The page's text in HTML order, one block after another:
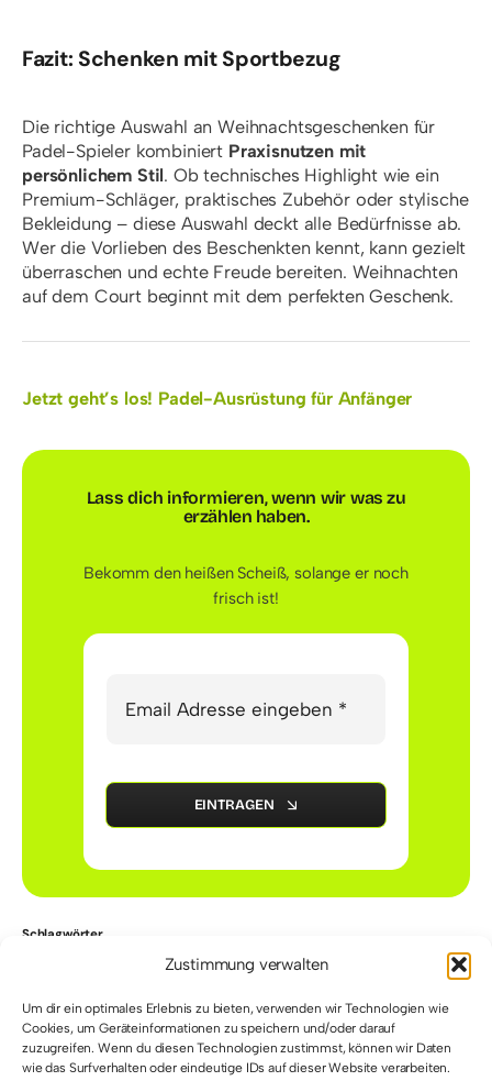
Zustimmung verwalten
Um dir ein optimales Erlebnis zu bieten, verwenden wir Technologien wie
Cookies, um Geräteinformationen zu speichern und/oder darauf
zuzugreifen. Wenn du diesen Technologien zustimmst, können wir Daten
wie das Surfverhalten oder eindeutige IDs auf dieser Website verarbeiten.
Fazit: Schenken mit Sportbezug
Die richtige Auswahl an Weihnachtsgeschenken für
Padel-Spieler kombiniert Praxisnutzen mit
persönlichem Stil. Ob technisches Highlight wie ein
Premium-Schläger, praktisches Zubehör oder stylische
Bekleidung – diese Auswahl deckt alle Bedürfnisse ab.
Wer die Vorlieben des Beschenkten kennt, kann gezielt
überraschen und echte Freude bereiten. Weihnachten
auf dem Court beginnt mit dem perfekten Geschenk.
Jetzt geht’s los! Padel-Ausrüstung für Anfänger
Lass dich informieren, wenn wir was zu
erzählen haben.
Bekomm den heißen Scheiß, solange er noch
frisch ist!
EINTRAGEN
Schlagwörter
Training Schläger Schuhe Top-Story
Uncategorized Bälle Kleidung